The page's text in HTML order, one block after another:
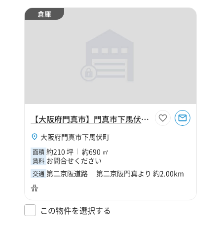
倉庫
【大阪府門真市】門真市下馬伏町210坪倉庫
大阪府門真市下馬伏町
面積 約210 坪 約690 ㎡
賃料 お問合せください
交通 第二京阪道路 第二京阪門真より 約2.00km
この物件を選択する